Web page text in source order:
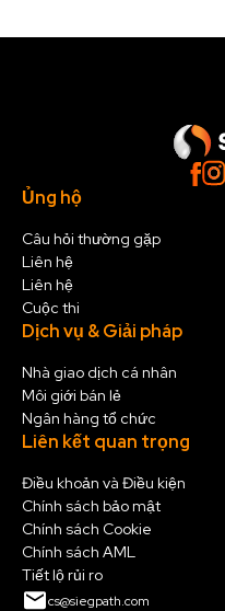
Ủng hộ
Câu hỏi thường gặp
Liên hệ
Liên hệ
Cuộc thi
Dịch vụ & Giải pháp
Nhà giao dịch cá nhân
Môi giới bán lẻ
Ngân hàng tổ chức
Liên kết quan trọng
Điều khoản và Điều kiện
Chính sách bảo mật
Chính sách Cookie
Chính sách AML
Tiết lộ rủi ro
cs@siegpath.com